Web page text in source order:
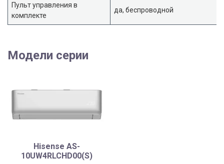
Пульт управления в
комплекте
да, беспроводной
Модели серии
Hisense AS-
10UW4RLCHD00(S)